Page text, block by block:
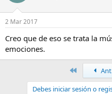
2 Mar 2017
Creo que de eso se trata la
emociones.
Primero
Debes iniciar sesión o